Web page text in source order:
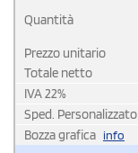
Quantità
Prezzo unitario
Totale netto
IVA22%
Sped. Personalizzato
Bozza grafica info